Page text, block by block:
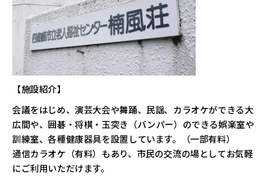
【施設紹介】
会議をはじめ、演芸大会や舞踊、民謡、カラオケができる大
広間や、囲碁・将棋・玉突き（バンパー）のできる娯楽室や
訓練室、各種健康器具を設置しています。（一部有料）
通信カラオケ（有料）もあり、市民の交流の場としてお気軽
にご利用いただけます。